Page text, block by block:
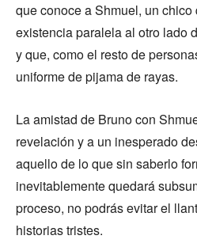
que conoce a Shmuel, un
existencia paralela al otro lado
y que, como el resto de
uniforme de pijama de rayas.
La amistad de Bruno con
revelación y a un inesperado
aquello de lo que sin saberlo
inevitablemente quedará
proceso, no podrás evitar el
historias tristes.